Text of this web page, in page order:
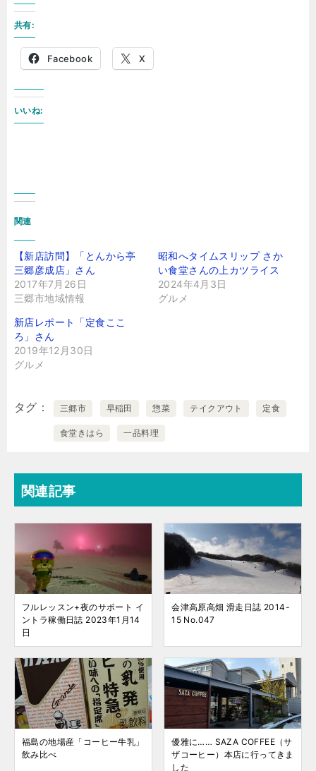
共有:
Facebook X
いいね:
関連
【新店訪問】「とんから亭
三郷彦成店」さん
2017年7月26日
三郷市地域情報
昭和へタイムスリップ さか
い食堂さんの上カツライス
2024年4月3日
グルメ
新店レポート「定食ここ
ろ」さん
2019年12月30日
グルメ
タグ 三郷市 早稲田 惣菜 テイクアウト 定食
食堂きはら 一品料理
関連記事
フルレッスン+夜のサポート イ
ントラ稼働日誌 2023年1月14
日
会津高原高畑 滑走日誌 2014-
15 No.047
福島の地場産「コーヒー牛乳」
飲み比べ
優雅に…… SAZA COFFEE（サ
ザコーヒー）本店に行ってきま
した